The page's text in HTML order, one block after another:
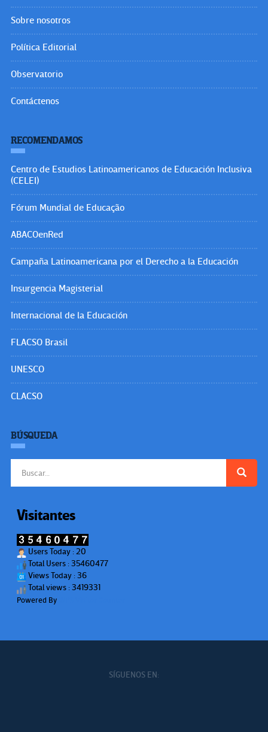
Sobre nosotros
Política Editorial
Observatorio
Contáctenos
RECOMENDAMOS
Centro de Estudios Latinoamericanos de Educación Inclusiva
(CELEI)
Fórum Mundial de Educação
ABACOenRed
Campaña Latinoamericana por el Derecho a la Educación
Insurgencia Magisterial
Internacional de la Educación
FLACSO Brasil
UNESCO
CLACSO
BÚSQUEDA
Visitantes
Users Today : 20
Total Users : 35460477
Views Today : 36
Total views : 3419331
Powered By
SÍGUENOS EN: